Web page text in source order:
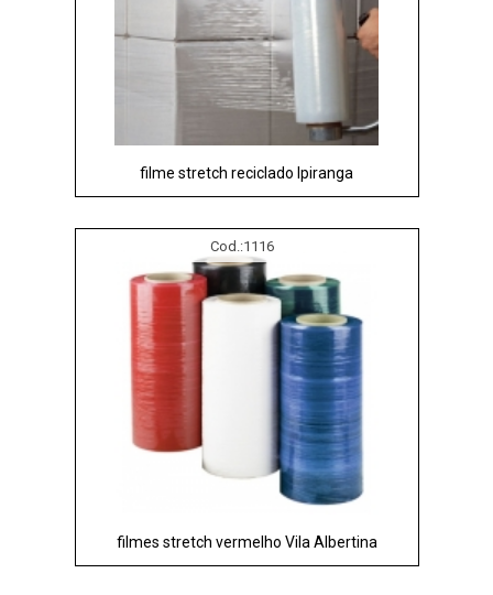
filme stretch reciclado Ipiranga
Cod.:1116
filmes stretch vermelho Vila Albertina